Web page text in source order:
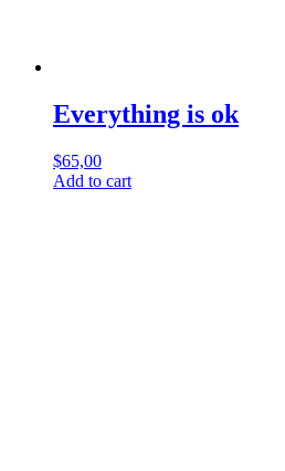
Everything is ok
$65,00
Add to cart